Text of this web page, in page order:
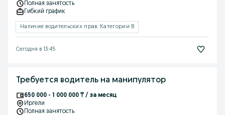
Полная занятость
Гибкий график
Наличие водительских прав: Категории B
Сегодня в 13:45
Требуется водитель на манипулятор
650 000 - 1 000 000 ₸ / за месяц
Иргели
Полная занятость